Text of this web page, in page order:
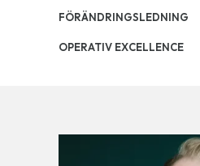
FÖRÄNDRINGSLEDNING
OPERATIV EXCELLENCE